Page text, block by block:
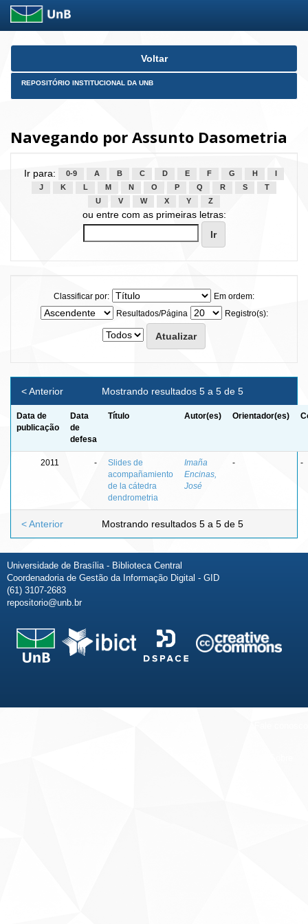
Skip
Voltar
REPOSITÓRIO INSTITUCIONAL DA UNB
Navegando por Assunto Dasometria
Ir para: 0-9 A B C D E F G H
J
K L M N O P Q R S
T
U
V W X Y Z
ou entre com as primeiras letras:
Classificar por:
Em ordem:
Resultados/Página
Registro(s):
Mostrando resultados 5 a 5 de 5
< Anterior
Data de
publicação
Data
de
defesa
Título Autor(es) Orientador(es)
2011 -
Slides de
acompañamiento
de la cátedra
dendrometria
Imaña
Encinas,
José
- -
Mostrando resultados 5 a 5 de 5
< Anterior
Universidade de Brasília - Biblioteca Central
Coordenadoria de Gestão da Informação Digital - GID
(61) 3107-2683
repositorio@unb.br